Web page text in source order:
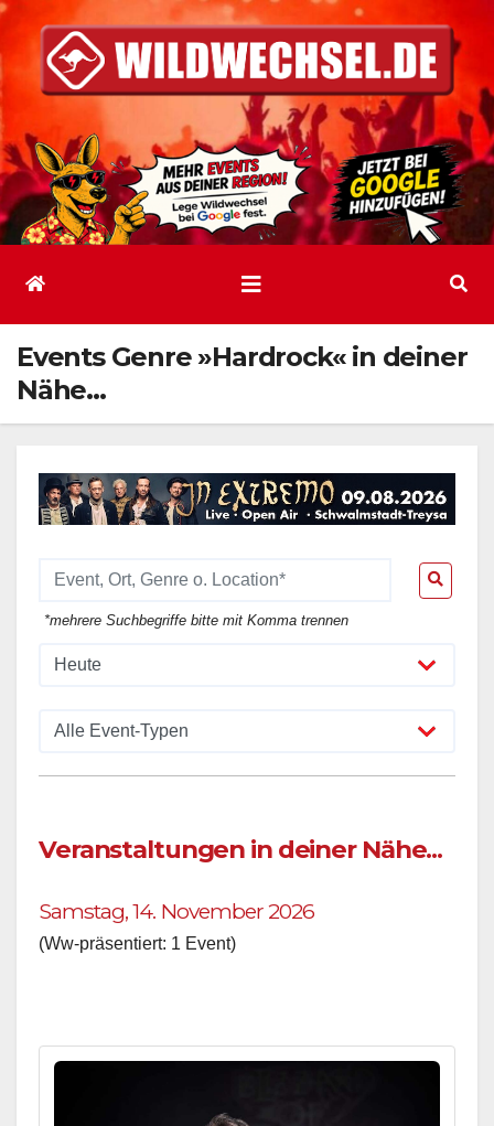
Inhalt
springen
Events Genre »Hardrock« in deiner
Nähe…
*mehrere Suchbegriffe bitte mit Komma trennen
Veranstaltungen in deiner Nähe...
Samstag, 14. November 2026
(Ww-präsentiert: 1 Event)